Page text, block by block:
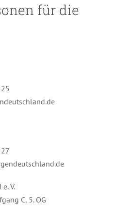
für die
V.
C, 5. OG